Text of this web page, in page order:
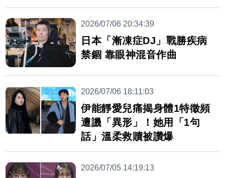
了
2026/07/06 20:34:39
日本「漸凍症DJ」戰勝疾病
禁錮 靠眼神混音作曲
2026/07/06 18:11:03
伊能靜愛兒痛揭身體1特徵頻
遭譏「異形」！她用「1句
話」溫柔救贖被讚爆
2026/07/05 14:19:13